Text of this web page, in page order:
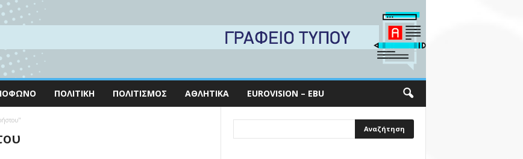
ΠΟΛΙΤΙΚΉ ΠΟΛΙΤΙΣΜΌΣ ΑΘΛΗΤΙΚΆ EUROVISION – EBU